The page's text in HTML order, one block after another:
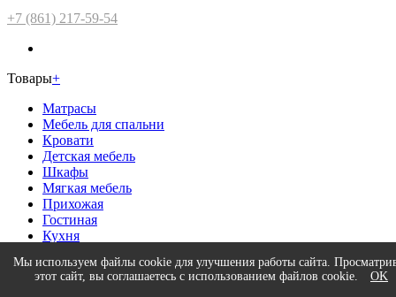
Мы используем файлы cookie для улучшения работы сайта.
этот сайт, вы соглашаетесь с использованием файлов cookie.
OK
+7 (861) 217-59-54
Товары+
Матрасы
Мебель для спальни
Кровати
Детская мебель
Шкафы
Мягкая мебель
Прихожая
Гостиная
Кухня
ДОПОЛНИТЕЛЬНО+